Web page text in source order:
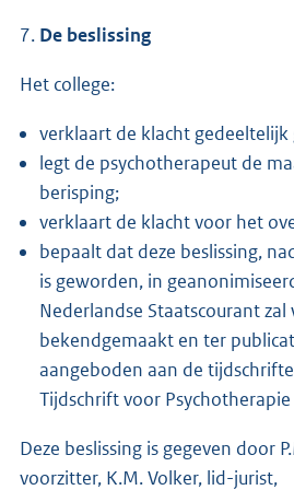
7. De beslissing
Het college:
verklaart de klacht gedeeltelijk
legt de psychotherapeut de
berisping;
verklaart de klacht voor het
bepaalt dat deze beslissing,
is geworden, in
Nederlandse Staatscourant zal
bekendgemaakt en ter
aangeboden aan de
Tijdschrift voor
Deze beslissing is gegeven door
voorzitter, K.M. Volker, lid-jurist,